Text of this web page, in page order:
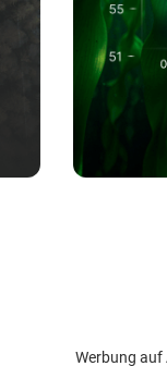
Werbung auf